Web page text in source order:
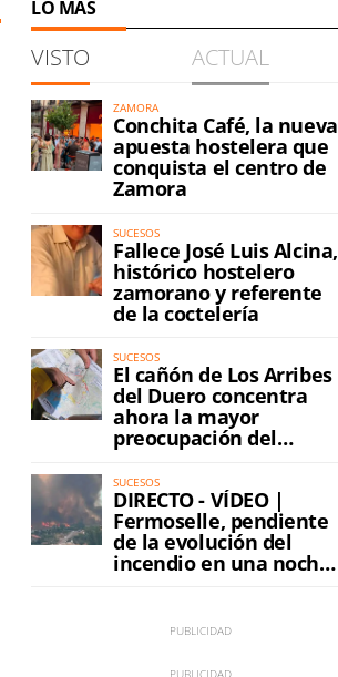
LO MÁS
VISTO ACTUAL
ZAMORA
Conchita Café, la nueva
apuesta hostelera que
conquista el centro de
Zamora
SUCESOS
Fallece José Luis Alcina,
histórico hostelero
zamorano y referente
de la coctelería
SUCESOS
El cañón de Los Arribes
del Duero concentra
ahora la mayor
preocupación del
incendio
SUCESOS
DIRECTO - VÍDEO |
Fermoselle, pendiente
de la evolución del
incendio en una noche